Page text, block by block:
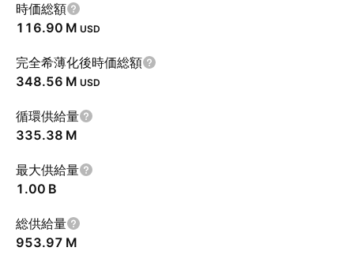
時価総額
‪116.90 M‬ USD
完全希薄化後時価総額
‪348.56 M‬ USD
循環供給量
‪335.38 M‬
最大供給量
‪1.00 B‬
総供給量
‪953.97 M‬